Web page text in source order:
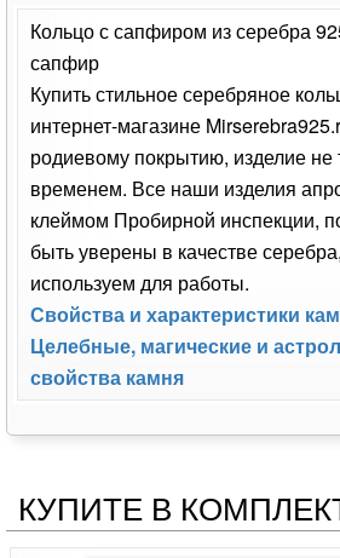
Кольцо с сапфиром из серебра
сапфир
Купить стильное серебряное
интернет-магазине
родиевому покрытию, изделие не
временем. Все наши изделия
клеймом Пробирной инспекции,
быть уверены в качестве
используем для работы.
Свойства и характеристики
Целебные, магические и
свойства камня
КУПИТЕ В